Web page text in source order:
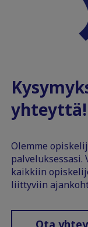
yhteyttä!
Olemme
palveluksessasi.
kaikkiin
liittyviin
Ota